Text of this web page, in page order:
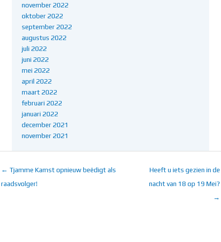
november 2022
oktober 2022
september 2022
augustus 2022
juli 2022
juni 2022
mei 2022
april 2022
maart 2022
februari 2022
januari 2022
december 2021
november 2021
← Tjamme Kamst opnieuw beëdigt als
raadsvolger!
Heeft u iets gezien in de
nacht van 18 op 19 Mei?
→